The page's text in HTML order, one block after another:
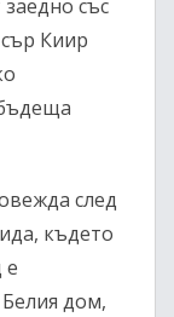
със
Киир
след
където
е
дом,